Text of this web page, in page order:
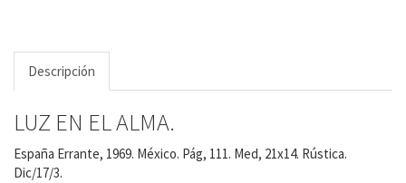
Descripción
LUZ EN EL ALMA.
España Errante, 1969. México. Pág, 111. Med, 21x14. Rústica.
Dic/17/3.